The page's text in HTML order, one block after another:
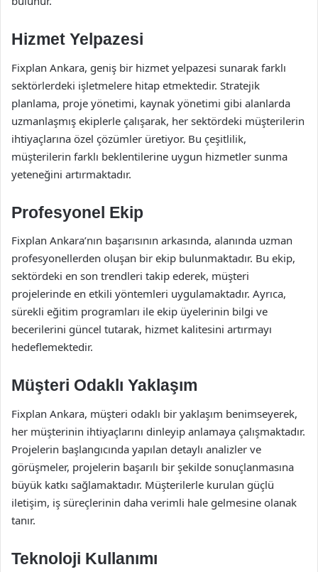
Hizmet Yelpazesi
Fixplan Ankara, geniş bir hizmet yelpazesi sunarak farklı
sektörlerdeki işletmelere hitap etmektedir. Stratejik
planlama, proje yönetimi, kaynak yönetimi gibi alanlarda
uzmanlaşmış ekiplerle çalışarak, her sektördeki müşterilerin
ihtiyaçlarına özel çözümler üretiyor. Bu çeşitlilik,
müşterilerin farklı beklentilerine uygun hizmetler sunma
yeteneğini artırmaktadır.
Profesyonel Ekip
Fixplan Ankara’nın başarısının arkasında, alanında uzman
profesyonellerden oluşan bir ekip bulunmaktadır. Bu ekip,
sektördeki en son trendleri takip ederek, müşteri
projelerinde en etkili yöntemleri uygulamaktadır. Ayrıca,
sürekli eğitim programları ile ekip üyelerinin bilgi ve
becerilerini güncel tutarak, hizmet kalitesini artırmayı
hedeflemektedir.
Müşteri Odaklı Yaklaşım
Fixplan Ankara, müşteri odaklı bir yaklaşım benimseyerek,
her müşterinin ihtiyaçlarını dinleyip anlamaya çalışmaktadır.
Projelerin başlangıcında yapılan detaylı analizler ve
görüşmeler, projelerin başarılı bir şekilde sonuçlanmasına
büyük katkı sağlamaktadır. Müşterilerle kurulan güçlü
iletişim, iş süreçlerinin daha verimli hale gelmesine olanak
tanır.
Teknoloji Kullanımı